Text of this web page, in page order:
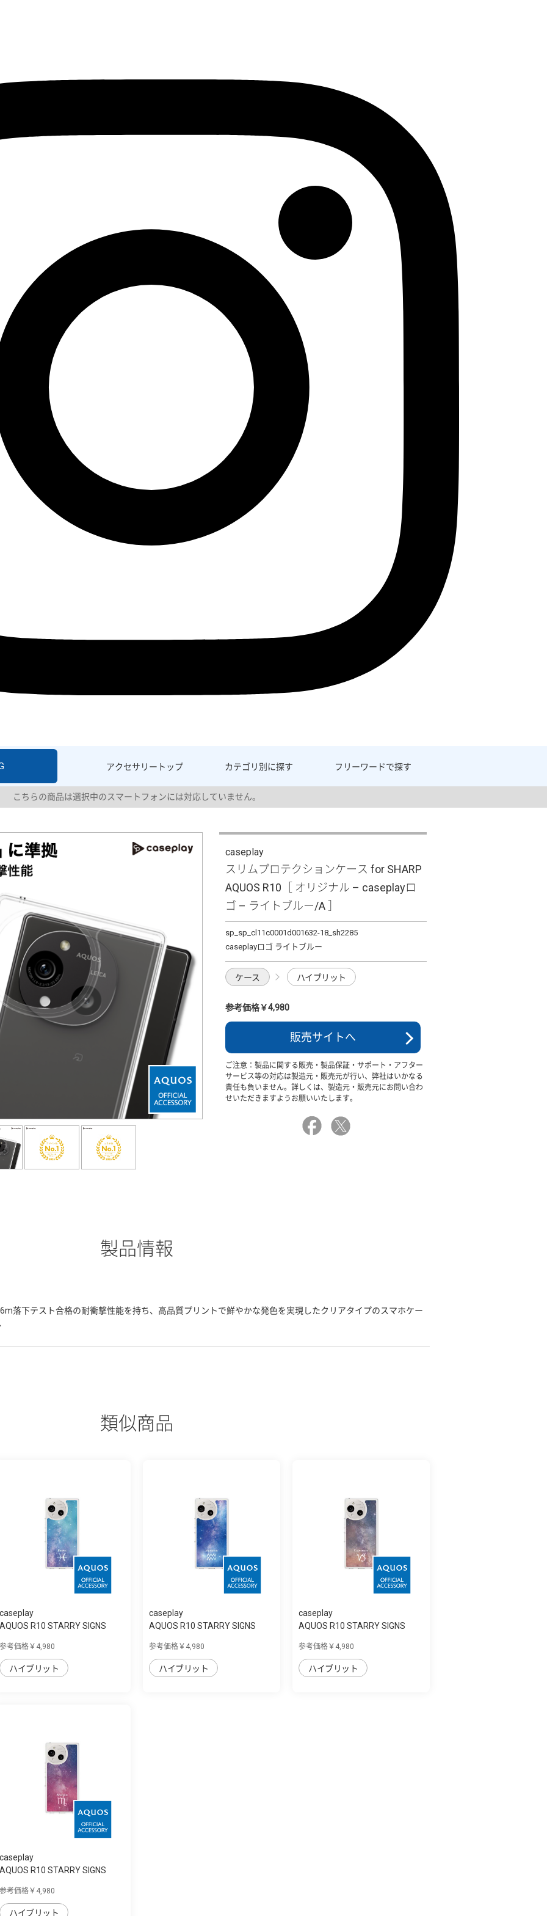
アクセサリー トップ カテゴリ別に探す フリーワードで探す
こちらの商品は選択中のスマートフォンには対応していません。
caseplay
スリムプロテクションケース for SHARP
AQUOS R10［ オリジナル – caseplayロ
ゴ – ライトブルー/A ］
sp_sp_cl11c0001d001632-18_sh2285
caseplayロゴ ライトブルー
ケース ハイブリット
参考価格￥4,980
販売サイトへ
ご注意：製品に関する販売・製品保証・サポート・アフター
サービス等の対応は製造元・販売元が行い、弊社はいかなる
責任も負いません。詳しくは、製造元・販売元にお問い合わ
せいただきますようお願いいたします。
製品情報
落下テスト合格の耐衝撃性能を持ち、高品質プリントで鮮やかな発色を実現したクリアタイプのスマホケー
類似商品
caseplay
AQUOS R10 STARRY SIGNS
参考価格￥4,980
ハイブリット
caseplay
AQUOS R10 STARRY SIGNS
参考価格￥4,980
ハイブリット
caseplay
AQUOS R10 STARRY SIGNS
参考価格￥4,980
ハイブリット
caseplay
AQUOS R10 STARRY SIGNS
参考価格￥4,980
ハイブリット